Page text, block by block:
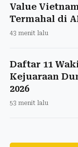
Value
Termahal di
43 menit lalu
Daftar 11
Kejuaraan
2026
53 menit lalu